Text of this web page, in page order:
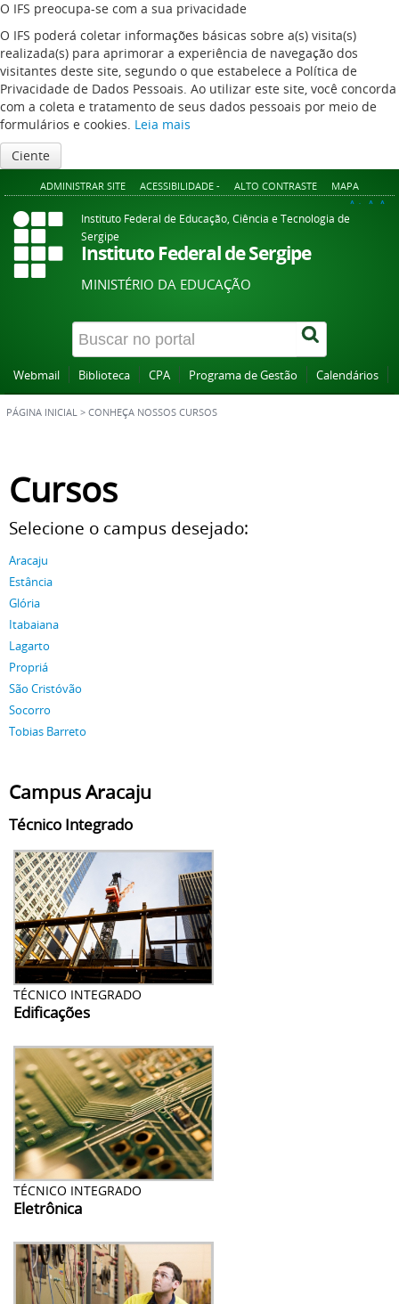
O IFS preocupa-se com a sua privacidade
O IFS poderá coletar informações básicas sobre a(s) visita(s)
realizada(s) para aprimorar a experiência de navegação dos
visitantes deste site, segundo o que estabelece a Política de
Privacidade de Dados Pessoais. Ao utilizar este site, você concorda
com a coleta e tratamento de seus dados pessoais por meio de
formulários e cookies. Leia mais
Ciente
ADMINISTRAR SITE ACESSIBILIDADE - ALTO CONTRASTE MAPA
A+ A A-
Instituto Federal de Educação, Ciência e Tecnologia de
Sergipe
Instituto Federal de Sergipe
MINISTÉRIO DA EDUCAÇÃO
Webmail Biblioteca CPA Programa de Gestão Calendários
PÁGINA INICIAL > CONHEÇA NOSSOS CURSOS
Cursos
Selecione o campus desejado:
Aracaju
Estância
Glória
Itabaiana
Lagarto
Propriá
São Cristóvão
Socorro
Tobias Barreto
Campus Aracaju
Técnico Integrado
TÉCNICO INTEGRADO
Edificações
TÉCNICO INTEGRADO
Eletrônica